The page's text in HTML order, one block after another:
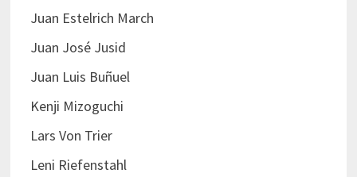
Juan Estelrich March
Juan José Jusid
Juan Luis Buñuel
Kenji Mizoguchi
Lars Von Trier
Leni Riefenstahl